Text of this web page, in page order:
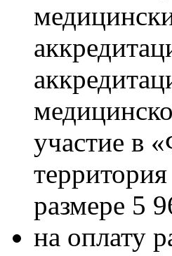
участие в
размере 5
на оплату